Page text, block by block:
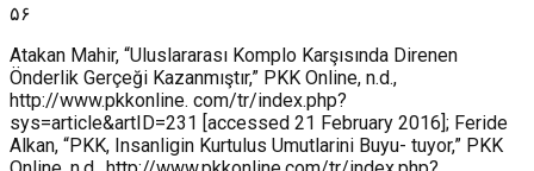
۵۶
Atakan Mahir, “Uluslararası Komplo Karşısında Direnen
Önderlik Gerçeği Kazanmıştır,” PKK Online, n.d.,
http://www.pkkonline. com/tr/index.php?
sys=article&artID=231 [accessed 21 February 2016]; Feride
Alkan, “PKK, Insanligin Kurtulus Umutlarini Buyu- tuyor,” PKK